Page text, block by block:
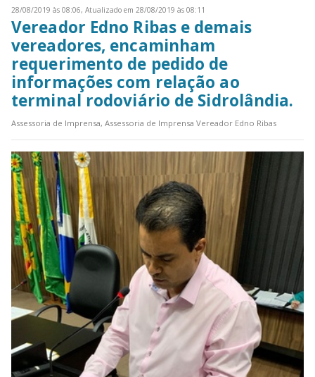
28/08/2019 às 08:06, Atualizado em 28/08/2019 às 08:11
Vereador Edno Ribas e demais
vereadores, encaminham
requerimento de pedido de
informações com relação ao
terminal rodoviário de Sidrolândia.
Assessoria de Imprensa, Assessoria de Imprensa Vereador Edno Ribas